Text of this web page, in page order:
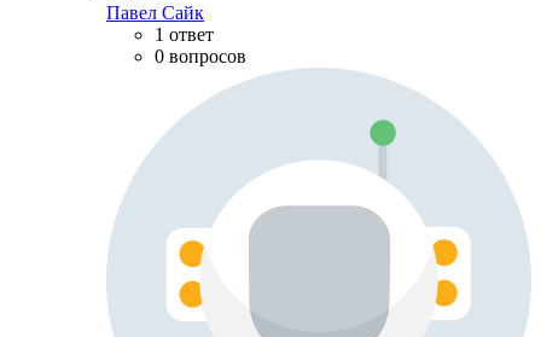
Павел Сайк
1 ответ
0 вопросов